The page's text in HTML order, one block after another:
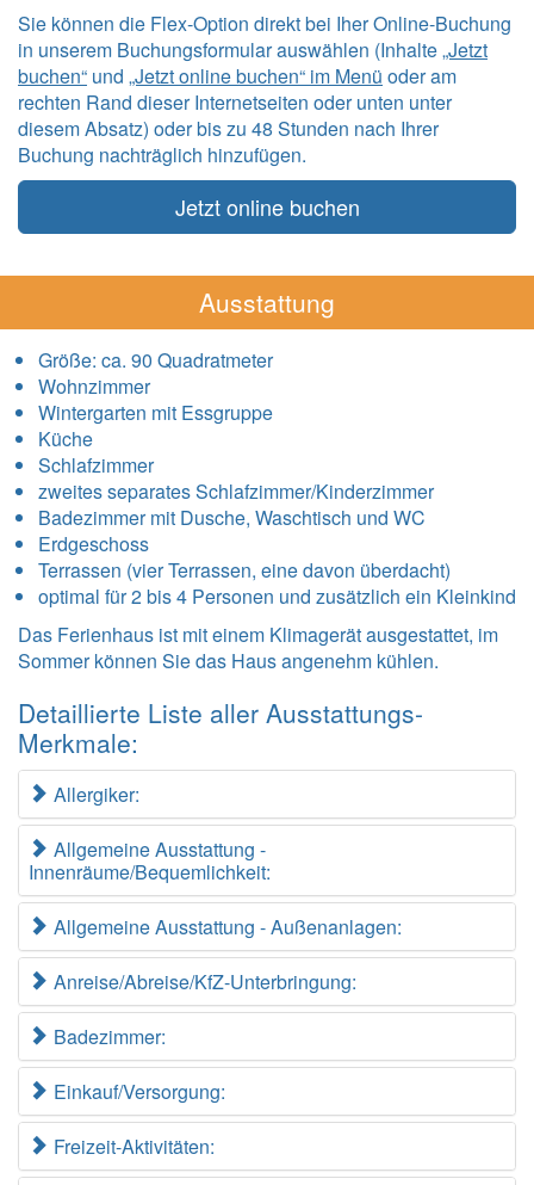
Sie können die Flex-Option direkt bei Iher Online-Buchung
in unserem Buchungsformular auswählen (Inhalte„Jetzt
buchen“ und „Jetzt online buchen“ im Menü oder am
rechten Rand dieser Internetseiten oder unten unter
diesem Absatz) oder bis zu 48 Stunden nach Ihrer
Buchung nachträglich hinzufügen.
Jetzt online buchen
Ausstattung
Größe: ca. 90 Quadratmeter
Wohnzimmer
Wintergarten mit Essgruppe
Küche
Schlafzimmer
zweites separates Schlafzimmer/Kinderzimmer
Badezimmer mit Dusche, Waschtisch und WC
Erdgeschoss
Terrassen (vier Terrassen, eine davon überdacht)
optimal für 2 bis 4 Personen und zusätzlich ein Kleinkind
Das Ferienhaus ist mit einem Klimagerät ausgestattet, im
Sommer können Sie das Haus angenehm kühlen.
Detaillierte Liste aller Ausstattungs-
Merkmale:
Allergiker:
Allgemeine Ausstattung -
Innenräume/Bequemlichkeit:
Allgemeine Ausstattung - Außenanlagen:
Anreise/Abreise/KfZ-Unterbringung:
Badezimmer:
Einkauf/Versorgung:
Freizeit-Aktivitäten: